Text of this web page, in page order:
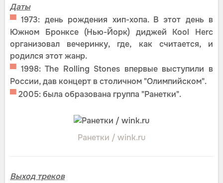
Даты
▀ 1973: день рождения хип-хопа. В этот день в
Южном Бронксе (Нью-Йорк) диджей Kool Herc
организовал вечеринку, где, как считается, и
родился этот жанр.
▀ 1998: The Rolling Stones впервые выступили в
России, дав концерт в столичном "Олимпийском".
▀2005: была образована группа "Ранетки".
Ранетки / wink.ru
Выход треков